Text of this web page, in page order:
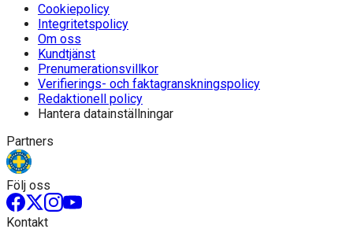
Cookiepolicy
Integritetspolicy
Om oss
Kundtjänst
Prenumerationsvillkor
Verifierings- och faktagranskningspolicy
Redaktionell policy
Hantera datainställningar
Partners
Följ oss
Kontakt